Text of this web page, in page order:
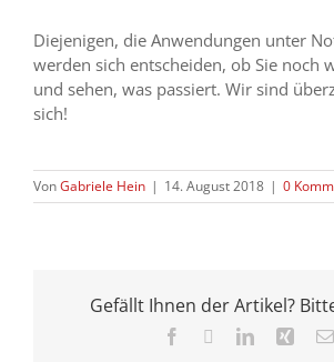
Diejenigen, die Anwendungen unter
werden sich entscheiden, ob Sie noch
und sehen, was passiert. Wir sind
sich!
VonGabriele Hein | 14. August 2018 | 0
Gefällt Ihnen der Artikel?
Facebook LinkedInXing